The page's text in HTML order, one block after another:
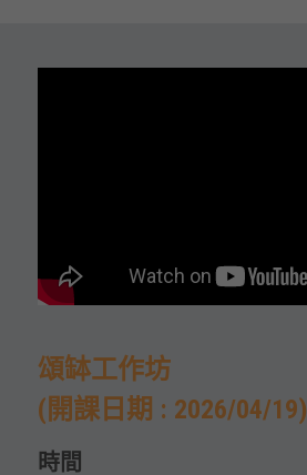
頌缽工作坊
(開課日期 : 2026/04/19)
時間